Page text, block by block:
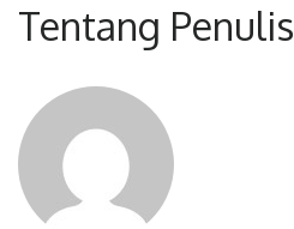
Tentang Penulis